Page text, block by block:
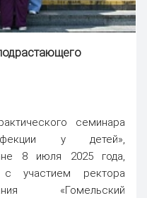
семинара
у детей»,
8 июля 2025 года,
участием ректора
«Гомельский